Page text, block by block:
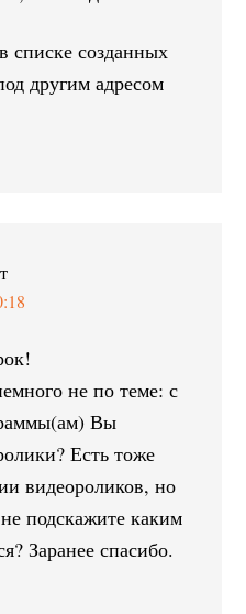
списке созданных
другим адресом
не по теме: с
Вы
Есть тоже
видеороликов, но
подскажите каким
Заранее спасибо.